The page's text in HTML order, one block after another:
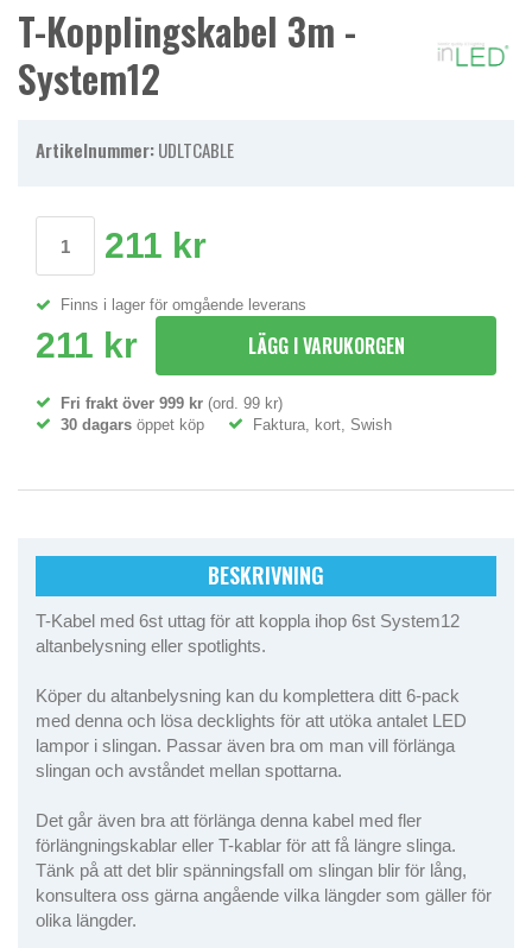
T-Kopplingskabel 3m -
System12
Artikelnummer:UDLTCABLE
211 kr
Finns i lager för omgående leverans
211 kr LÄGG I VARUKORGEN
Fri frakt över 999 kr (ord. 99 kr)
30 dagars öppet köp Faktura, kort, Swish
BESKRIVNING
T-Kabel med 6st uttag för att koppla ihop 6st System12
altanbelysning eller spotlights.
Köper du altanbelysning kan du komplettera ditt 6-pack
med denna och lösa decklights för att utöka antalet LED
lampor i slingan. Passar även bra om man vill förlänga
slingan och avståndet mellan spottarna.
Det går även bra att förlänga denna kabel med fler
förlängningskablar eller T-kablar för att få längre slinga.
Tänk på att det blir spänningsfall om slingan blir för lång,
konsultera oss gärna angående vilka längder som gäller för
olika längder.